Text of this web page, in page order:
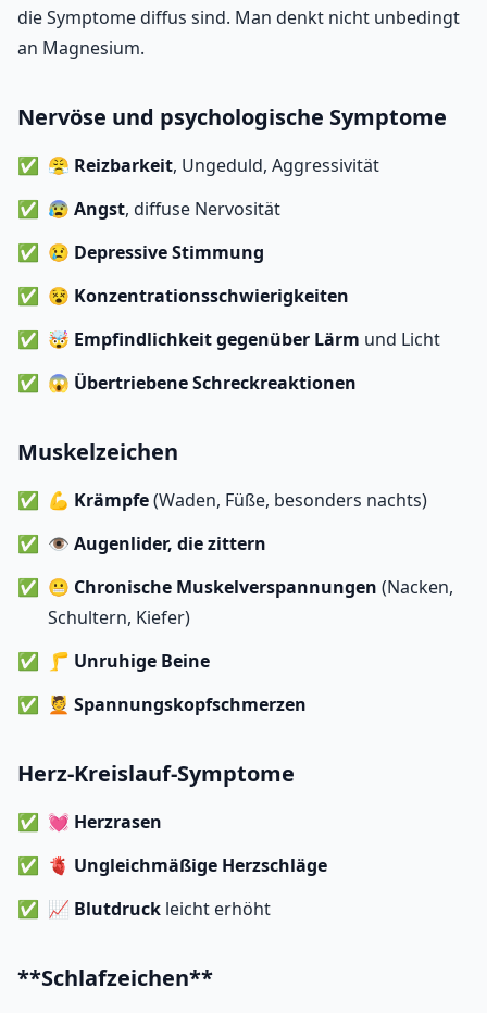
die Symptome diffus sind. Man denkt nicht unbedingt
an Magnesium.
Nervöse und psychologische Symptome
😤 Reizbarkeit, Ungeduld, Aggressivität
😰 Angst, diffuse Nervosität
😢 Depressive Stimmung
😵 Konzentrationsschwierigkeiten
🤯 Empfindlichkeit gegenüber Lärm und Licht
😱 Übertriebene Schreckreaktionen
Muskelzeichen
💪 Krämpfe(Waden, Füße, besonders nachts)
👁️ Augenlider, die zittern
😬 Chronische Muskelverspannungen (Nacken,
Schultern, Kiefer)
🦵 Unruhige Beine
💆 Spannungskopfschmerzen
Herz-Kreislauf-Symptome
💓 Herzrasen
🫀 Ungleichmäßige Herzschläge
📈 Blutdruck leicht erhöht
**Schlafzeichen**